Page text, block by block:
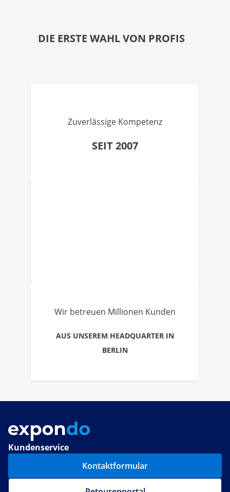
DIE ERSTE WAHL VON PROFIS
Zuverlässige Kompetenz
SEIT 2007
Wir betreuen Millionen Kunden
AUS UNSEREM HEADQUARTER IN
BERLIN
Kundenservice
Kontaktformular